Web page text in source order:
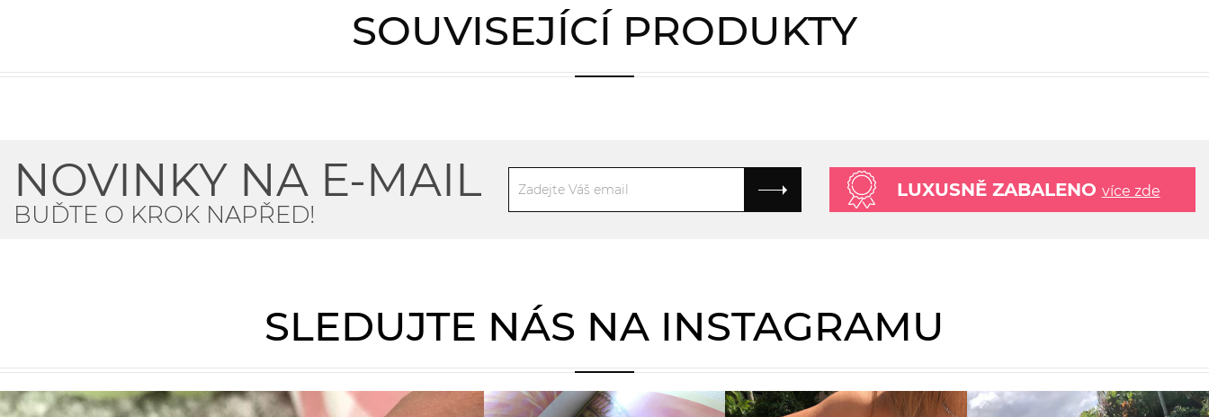
SOUVISEJÍCÍ PRODUKTY
NOVINKY NA E-MAIL
BUĎTE O KROK NAPŘED!
LUXUSNĚ ZABALENO více zde
SLEDUJTE NÁS NA INSTAGRAMU